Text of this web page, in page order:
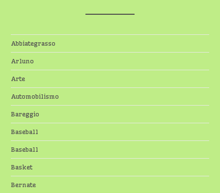
Abbiategrasso
Arluno
Arte
Automobilismo
Bareggio
Baseball
Baseball
Basket
Bernate